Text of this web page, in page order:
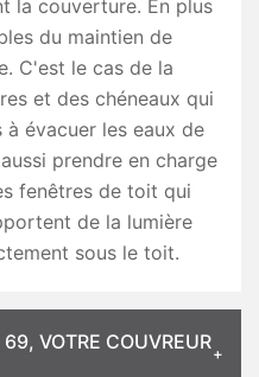
la couverture. En plus
du maintien de
C'est le cas de la
et des chéneaux qui
évacuer les eaux de
prendre en charge
fenêtres de toit qui
de la lumière
sous le toit.
VOTRE COUVREUR